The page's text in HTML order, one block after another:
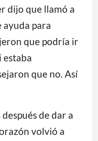
dijo que llamó a
ayuda para
que podría ir
estaba
que no. Así
de dar a
volvió a